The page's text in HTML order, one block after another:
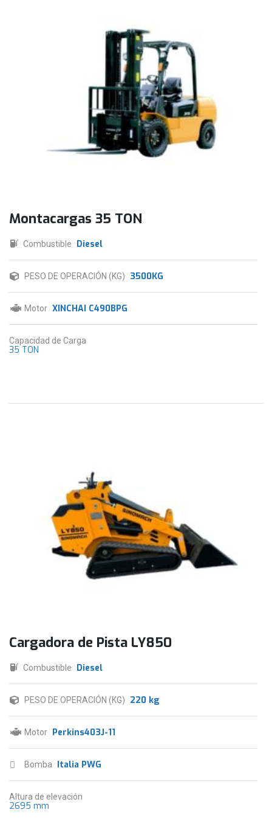
Montacargas 35 TON
Combustible Diesel
PESO DE OPERACIÓN (KG) 3500KG
Motor XINCHAI C490BPG
Capacidad de Carga
35 TON
Cargadora de Pista LY850
Combustible Diesel
PESO DE OPERACIÓN (KG) 220 kg
Motor Perkins403J-11
Bomba Italia PWG
Altura de elevación
2695 mm